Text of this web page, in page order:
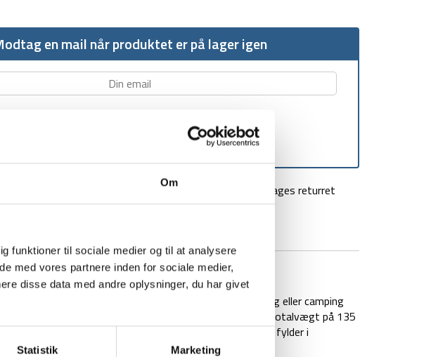
Om
funktioner til sociale medier og til at analysere
med vores partnere inden for sociale medier,
disse data med andre oplysninger, du har givet
Statistik Marketing
en mail når produktet er på lager igen
Fri fragt over 499 kr 100 dages returret
BESKRIVELSE BRAND FAQ
fra Highlander er nem at tage med på backpacking eller camping
fylder kun 5 x 5 x 11cm i dens nedpakket form og har en totalvægt på 135
gasbrænder, der sort set ikke vejer noget, og som ikke fylder i